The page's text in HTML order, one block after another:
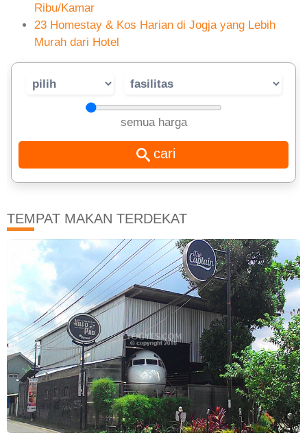
Ribu/Kamar
23 Homestay & Kos Harian di Jogja yang Lebih
Murah dari Hotel
semua harga
TEMPAT MAKAN TERDEKAT